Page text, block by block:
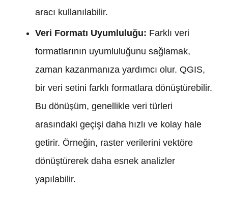
aracı kullanılabilir.
Veri Formatı Uyumluluğu: Farklı veri
formatlarının uyumluluğunu sağlamak,
zaman kazanmanıza yardımcı olur. QGIS,
bir veri setini farklı formatlara dönüştürebilir.
Bu dönüşüm, genellikle veri türleri
arasındaki geçişi daha hızlı ve kolay hale
getirir. Örneğin, raster verilerini vektöre
dönüştürerek daha esnek analizler
yapılabilir.